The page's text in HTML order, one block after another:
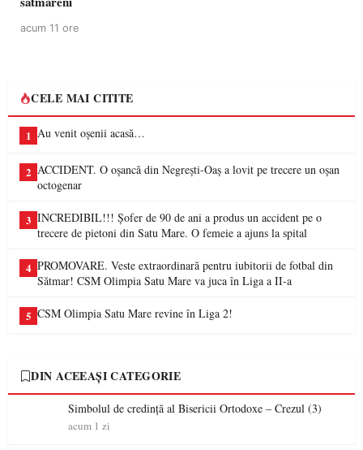
acum 11 ore
CELE MAI CITITE
1 Au venit oșenii acasă…
2 ACCIDENT. O oșancă din Negrești-Oaș a lovit pe trecere un oșan
octogenar
3 INCREDIBIL!!! Șofer de 90 de ani a produs un accident pe o
trecere de pietoni din Satu Mare. O femeie a ajuns la spital
4 PROMOVARE. Veste extraordinară pentru iubitorii de fotbal din
Sătmar! CSM Olimpia Satu Mare va juca în Liga a II-a
5 CSM Olimpia Satu Mare revine în Liga 2!
DIN ACEEAȘI CATEGORIE
Simbolul de credinţă al Bisericii Ortodoxe – Crezul (3)
acum 1 zi